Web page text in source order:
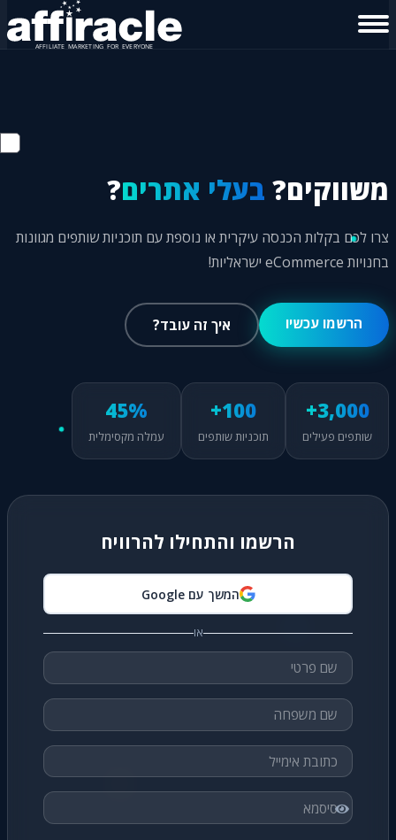
משווקים? בעלי אתרים?
צרו לכם בקלות הכנסה עיקרית או נוספת עם תוכניות שותפים מגוונות
בחנויות eCommerce ישראליות!
הרשמו עכשיו איך זה עובד?
3,000+
שותפים פעילים
100+
תוכניות שותפים
45%
עמלה מקסימלית
הרשמו והתחילו להרוויח
המשך עם Google
או